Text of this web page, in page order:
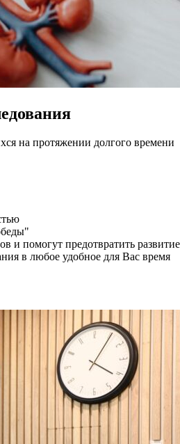
на протяжении долгого времени
и помогут предотвратить
в любое удобное для Вас время